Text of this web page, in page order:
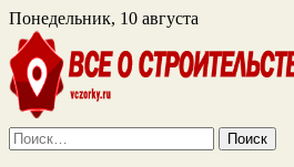
Понедельник, 10 августа
Найти: